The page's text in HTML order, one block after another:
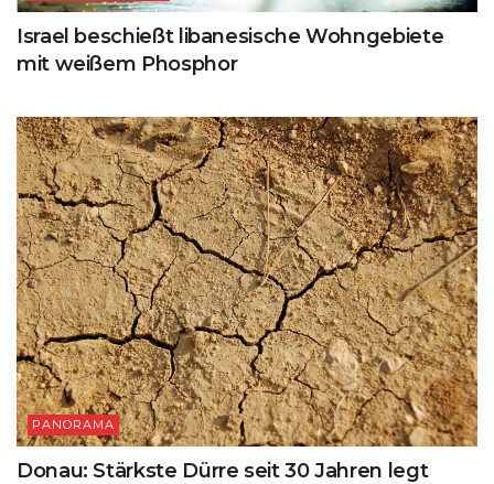
Israel beschießt libanesische Wohngebiete
mit weißem Phosphor
PANORAMA
Donau: Stärkste Dürre seit 30 Jahren legt